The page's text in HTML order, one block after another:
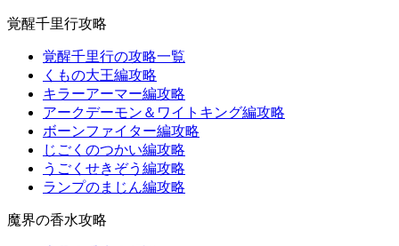
覚醒千里行攻略
覚醒千里行の攻略一覧
くもの大王編攻略
キラーアーマー編攻略
アークデーモン＆ワイトキング編攻略
ボーンファイター編攻略
じごくのつかい編攻略
うごくせきぞう編攻略
ランプのまじん編攻略
魔界の香水攻略